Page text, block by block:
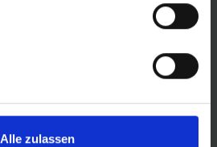
Alle zulassen